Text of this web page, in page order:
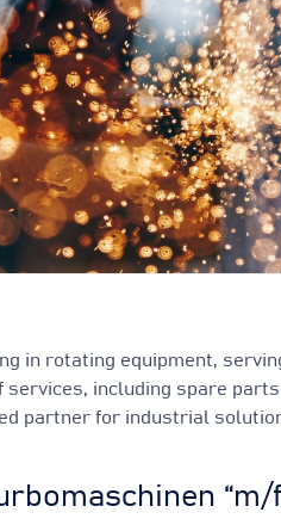
in rotating equipment,
including spare
partner for industrial
“m/